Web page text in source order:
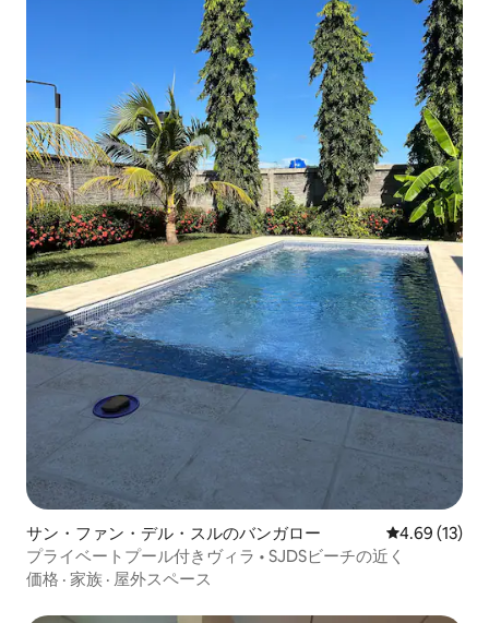
サン・ファン・デル・スルのバンガロー レビュー13
4.69 (13)
プライベートプール付きヴィラ • SJDSビーチの近く
価格 · 家族 · 屋外スペース